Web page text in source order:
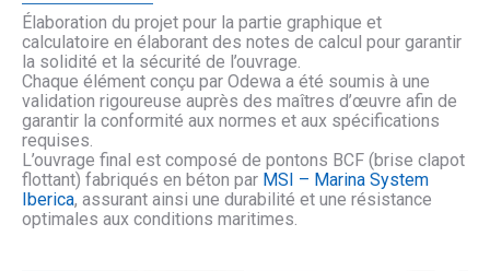
Élaboration du projet pour la partie graphique et
calculatoire en élaborant des notes de calcul pour garantir
la solidité et la sécurité de l’ouvrage.
Chaque élément conçu par Odewa a été soumis à une
validation rigoureuse auprès des maîtres d’œuvre afin de
garantir la conformité aux normes et aux spécifications
requises.
L’ouvrage final est composé de pontons BCF (brise clapot
flottant) fabriqués en béton par MSI – Marina System
Iberica, assurant ainsi une durabilité et une résistance
optimales aux conditions maritimes.